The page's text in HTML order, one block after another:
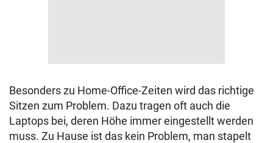
Besonders zu Home-Office-Zeiten wird das richtige
Sitzen zum Problem. Dazu tragen oft auch die
Laptops bei, deren Höhe immer eingestellt werden
muss. Zu Hause ist das kein Problem, man stapelt